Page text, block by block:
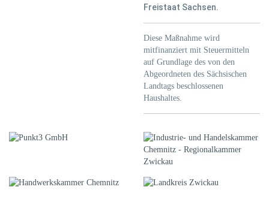
Freistaat Sachsen.
Diese Maßnahme wird
mitfinanziert mit Steuermitteln
auf Grundlage des von den
Abgeordneten des Sächsischen
Landtags beschlossenen
Haushaltes.